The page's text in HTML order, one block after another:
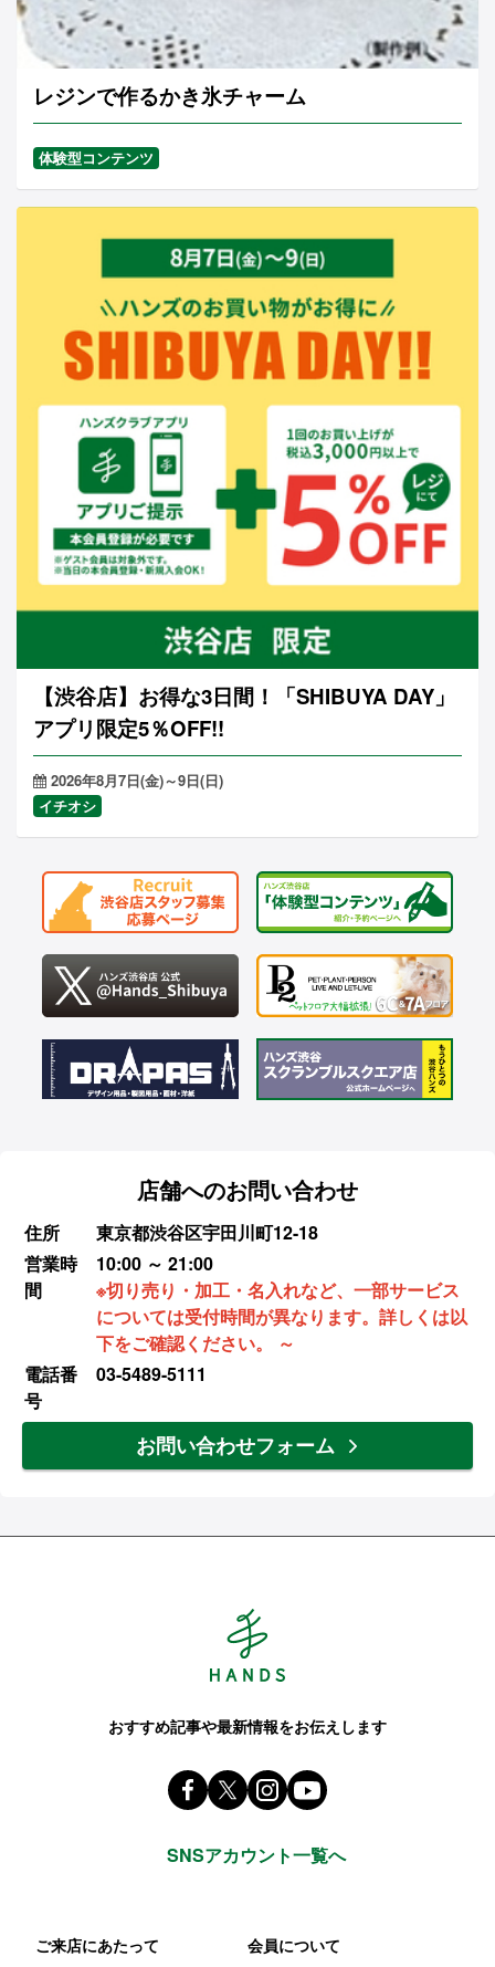
レジンで作るかき氷チャーム
体験型コンテンツ
【渋谷店】お得な3日間！「SHIBUYA DAY」
アプリ限定5％OFF!!
2026年8月7日(金)～9日(日)
イチオシ
店舗へのお問い合わせ
住所
東京都渋谷区宇田川町12-18
営業時
間
10:00 ～ 21:00
※切り売り・加工・名入れなど、一部サービス
については受付時間が異なります。詳しくは以
下をご確認ください。 ～
電話番
号
03-5489-5111
お問い合わせフォーム
おすすめ記事や最新情報をお伝えします
Facebook ハンズ公式ファンページ
X(旧 twitter)
instagram
SNSアカウント一覧へ
ご来店にあたって 会員について